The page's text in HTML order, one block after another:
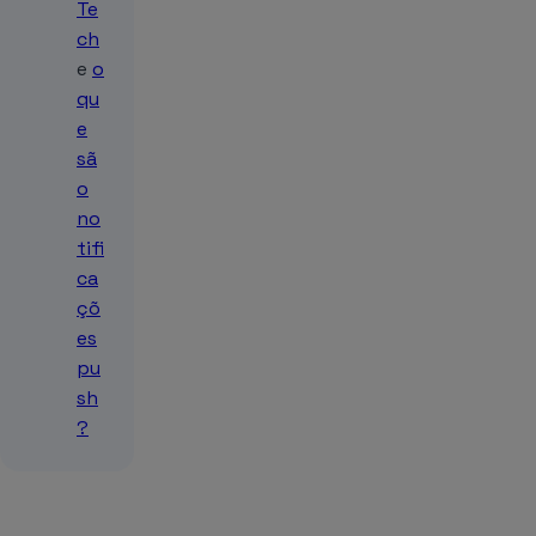
Te
ch
e o
qu
e
sã
o
no
tifi
ca
çõ
es
pu
sh
?